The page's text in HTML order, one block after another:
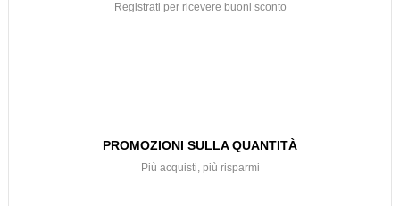
Registrati per ricevere buoni sconto
PROMOZIONI SULLA QUANTITÀ
Più acquisti, più risparmi